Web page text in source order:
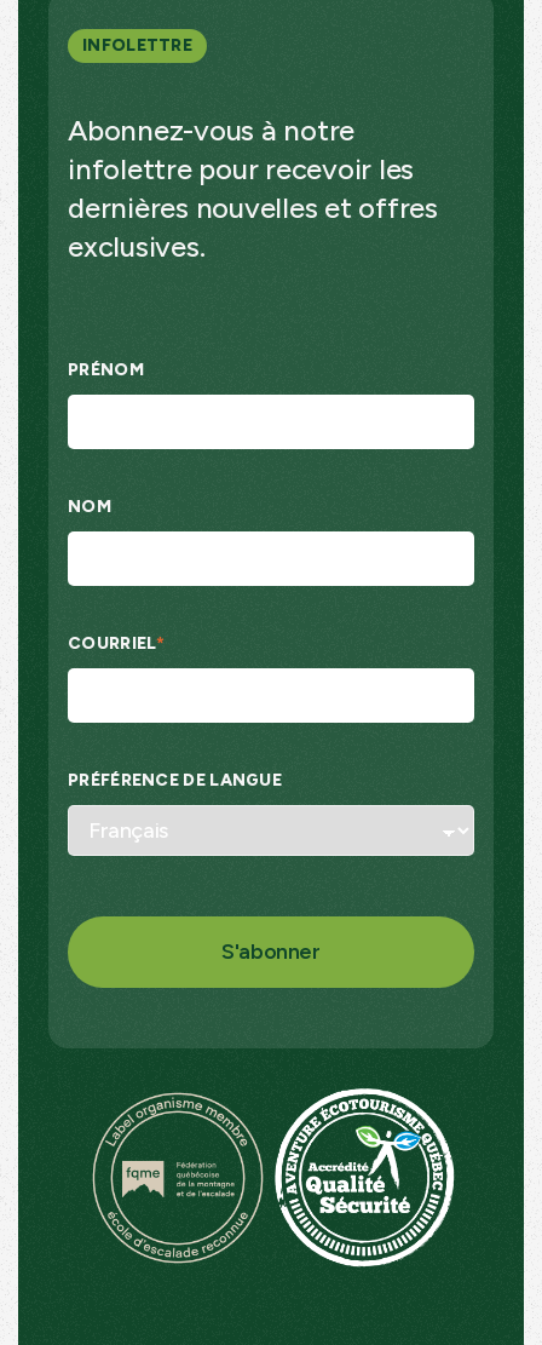
INFOLETTRE
Abonnez-vous à notre
infolettre pour recevoir les
dernières nouvelles et offres
exclusives.
PRÉNOM
NOM
COURRIEL*
PRÉFÉRENCE DE LANGUE